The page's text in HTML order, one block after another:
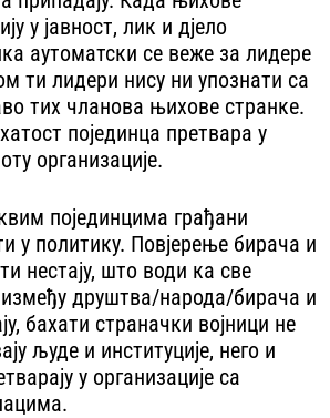
у јавност, лик и дјело
аутоматски се веже за лидере
ти лидери нису ни упознати са
тих чланова њихове странке.
појединца претвара у
организације.
појединцима грађани
у политику. Повјерење бирача и
нестају, што води ка све
друштва/народа/бирача и
бахати страначки војници не
људе и институције, него и
у организације са